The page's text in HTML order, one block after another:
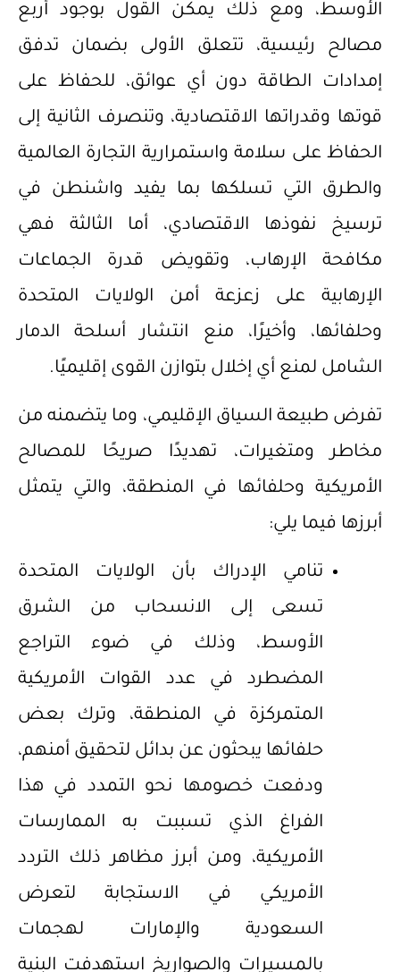
الأوسط، ومع ذلك يمكن القول بوجود أربع
مصالح رئيسية، تتعلق الأولى بضمان تدفق
إمدادات الطاقة دون أي عوائق، للحفاظ على
قوتها وقدراتها الاقتصادية، وتنصرف الثانية إلى
الحفاظ على سلامة واستمرارية التجارة العالمية
والطرق التي تسلكها بما يفيد واشنطن في
ترسيخ نفوذها الاقتصادي، أما الثالثة فهي
مكافحة الإرهاب، وتقويض قدرة الجماعات
الإرهابية على زعزعة أمن الولايات المتحدة
وحلفائها، وأخيرًا، منع انتشار أسلحة الدمار
الشامل لمنع أي إخلال بتوازن القوى إقليميًا.
تفرض طبيعة السياق الإقليمي، وما يتضمنه من
مخاطر ومتغيرات، تهديدًا صريحًا للمصالح
الأمريكية وحلفائها في المنطقة، والتي يتمثل
أبرزها فيما يلي:
تنامي الإدراك بأن الولايات المتحدة
تسعى إلى الانسحاب من الشرق
الأوسط، وذلك في ضوء التراجع
المضطرد في عدد القوات الأمريكية
المتمركزة في المنطقة، وترك بعض
حلفائها يبحثون عن بدائل لتحقيق أمنهم،
ودفعت خصومها نحو التمدد في هذا
الفراغ الذي تسببت به الممارسات
الأمريكية، ومن أبرز مظاهر ذلك التردد
الأمريكي في الاستجابة لتعرض
السعودية والإمارات لهجمات
بالمسيرات والصواريخ استهدفت البنية